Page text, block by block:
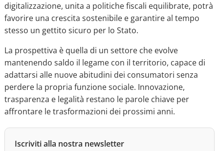
digitalizzazione, unita a politiche fiscali equilibrate, potrà
favorire una crescita sostenibile e garantire al tempo
stesso un gettito sicuro per lo Stato.
La prospettiva è quella di un settore che evolve
mantenendo saldo il legame con il territorio, capace di
adattarsi alle nuove abitudini dei consumatori senza
perdere la propria funzione sociale. Innovazione,
trasparenza e legalità restano le parole chiave per
affrontare le trasformazioni dei prossimi anni.
Iscriviti alla nostra newsletter